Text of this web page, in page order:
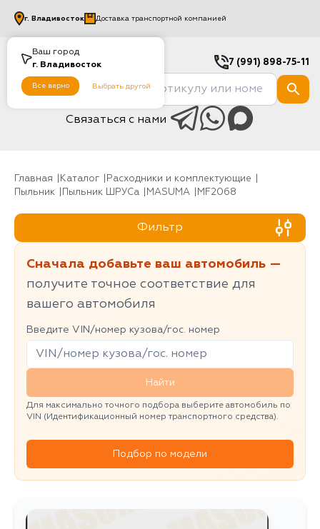
Ваш город
г. Владивосток
Все верно Выбрать другой
г. Владивосток Доставка транспортной компанией
7 (991) 898-75-11
Связаться с нами
Главная Каталог
Расходники и комплектующие
Пыльник
Пыльник ШРУСа MASUMA MF2068
Фильтр
Сначала добавьте ваш автомобиль —
получите точное соответствие для
вашего автомобиля
Введите VIN/номер кузова/гос. номер
Найти
Для максимально точного подбора выберите автомобиль по
VIN (Идентификационный номер транспортного средства).
Подбор по модели